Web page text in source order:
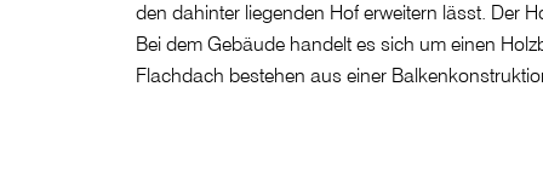
den dahinter liegenden Hof erweitern lässt. Der
Bei dem Gebäude handelt es sich um einen
Flachdach bestehen aus einer